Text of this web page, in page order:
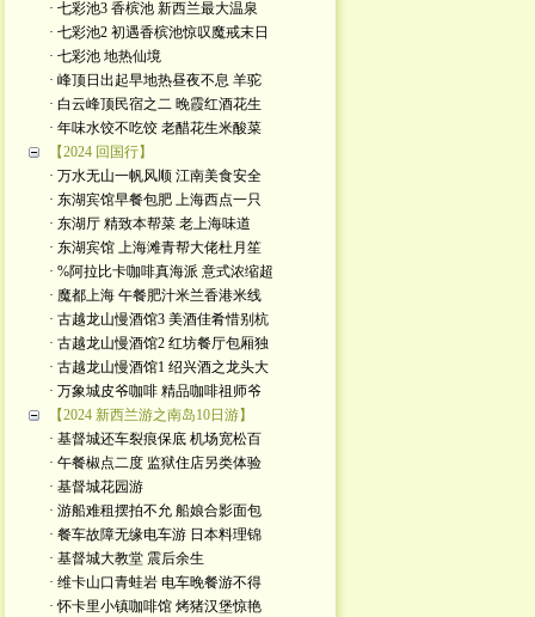
· 七彩池3 香槟池 新西兰最大温泉
· 七彩池2 初遇香槟池惊叹魔戒末日
· 七彩池 地热仙境
· 峰顶日出起早地热昼夜不息 羊驼
· 白云峰顶民宿之二 晚霞红酒花生
· 年味水饺不吃饺 老醋花生米酸菜
【2024 回国行】
· 万水无山一帆风顺 江南美食安全
· 东湖宾馆早餐包肥 上海西点一只
· 东湖厅 精致本帮菜 老上海味道
· 东湖宾馆 上海滩青帮大佬杜月笙
· %阿拉比卡咖啡真海派 意式浓缩超
· 魔都上海 午餐肥汁米兰香港米线
· 古越龙山慢酒馆3 美酒佳肴惜别杭
· 古越龙山慢酒馆2 红坊餐厅包厢独
· 古越龙山慢酒馆1 绍兴酒之龙头大
· 万象城皮爷咖啡 精品咖啡祖师爷
【2024 新西兰游之南岛10日游】
· 基督城还车裂痕保底 机场宽松百
· 午餐椒点二度 监狱住店另类体验
· 基督城花园游
· 游船难租摆拍不允 船娘合影面包
· 餐车故障无缘电车游 日本料理锦
· 基督城大教堂 震后余生
· 维卡山口青蛙岩 电车晚餐游不得
· 怀卡里小镇咖啡馆 烤猪汉堡惊艳